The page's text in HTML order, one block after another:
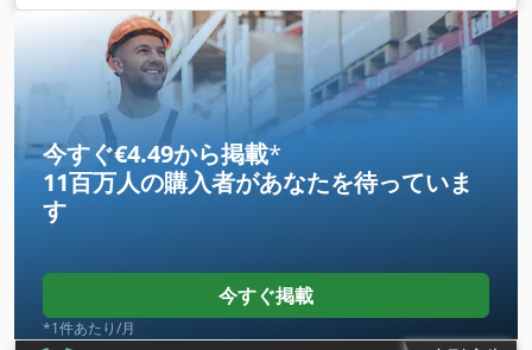
ロ6, 座席数:7, 装備:ABS（アンチロック・ブレーキ・システ
ム）, すすフィルター, エアコン, セントラルロック, パーキング
今すぐ€4.49から掲載*
11百万人の購入者があなたを待っていま
す
今すぐ掲載
*1件あたり/月